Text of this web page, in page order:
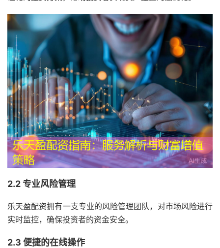
2.2 专业风险管理
乐天盈配资拥有一支专业的风险管理团队，对市场风险进行
实时监控，确保投资者的资金安全。
2.3 便捷的在线操作